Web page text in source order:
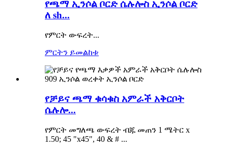
የጫማ ኢንሶል ቦርድ ሴሉሎስ ኢንሶል ቦርድ
ለ sh...
የምርት ውፍረት...
ምርትን ይመልከቱ
የቻይና ጫማ ቁሳቁስ አምራች አቅርቦት
ሴሉሎ...
የምርት መግለጫ ውፍረት ብጁ መጠን 1 ሜትር x
1.50; 45 "x45", 40 & # ...